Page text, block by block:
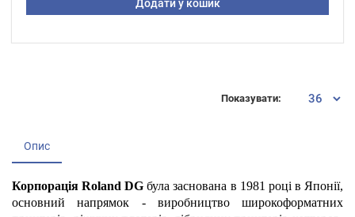
Додати у кошик
Показувати:
Опис
Корпорація Roland DG була заснована в 1981 році в Японії,
основний напрямок - виробництво широкоформатних